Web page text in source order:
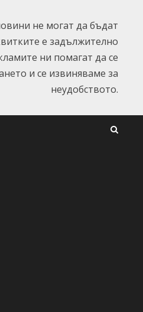
не могат да бъдат
е задължително
ни помагат да се
и се извиняваме за
неудобството.